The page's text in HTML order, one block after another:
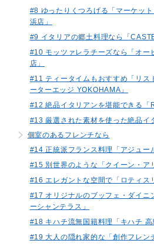
#8 ゆったりくつろげる「マーケッ
浜店」
#9 イタリアの郷土料理なら「
#10 モッツァレラチーズなら「オー
店」
#11 ティータイムもおすすめ「リス
ーターエッジ YOKOHAMA」
#12 絶品イタリアンを堪能できる「
#13 厳選された素材を使った絶品イ
個室のあるフレンチなら
#14 正統派フランス料理「アジュー
#15 別世界のような「クイーン・ア
#16 エレガントな空間で「ロティス
#17 オリジナルのブッフェ・ダイニ
ーシャンテラス」
#18 キハチ流無国籍料理「キハチ 高
#19 大人の隠れ家的な「創作フレン